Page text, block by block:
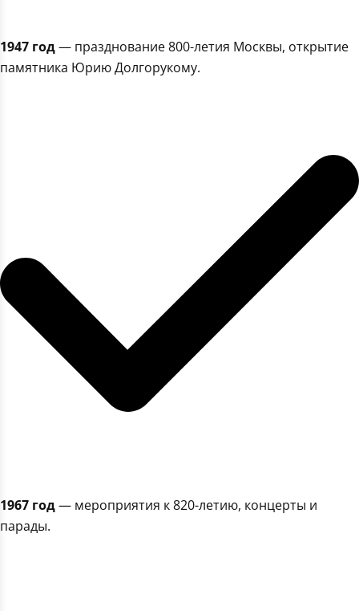
1947 год— празднование 800-летия Москвы, открытие
памятника Юрию Долгорукому.
1967 год— мероприятия к 820-летию, концерты и
парады.